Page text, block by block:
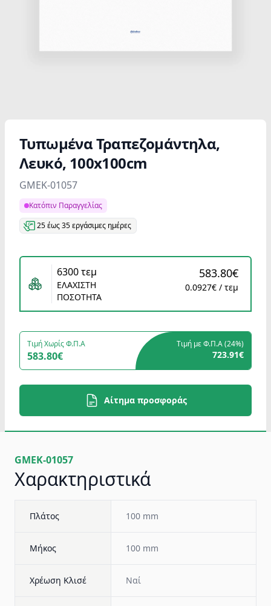
Τυπωμένα Τραπεζομάντηλα,
Λευκό, 100x100cm
Product information
GMEK-01057
Κατόπιν Παραγγελίας
25 έως 35 εργάσιμες ημέρες
6300 τεμ
ΕΛΑΧΙΣΤΗ
ΠΟΣΟΤΗΤΑ
583.80€
0.0927€ / τεμ
Τιμή Χωρίς Φ.Π.Α
583.80€
Τιμή με Φ.Π.Α (24%)
723.91€
Αίτημα προσφοράς
GMEK-01057
Χαρακτηριστικά
Πλάτος 100 mm
Μήκος 100 mm
Χρέωση Κλισέ Ναί